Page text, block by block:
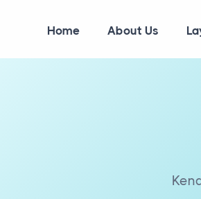
Home About Us